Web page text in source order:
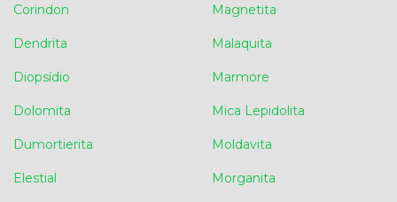
Corindon
Dendrita
Diopsídio
Dolomita
Dumortierita
Elestial
Magnetita
Malaquita
Marmore
Mica Lepidolita
Moldavita
Morganita